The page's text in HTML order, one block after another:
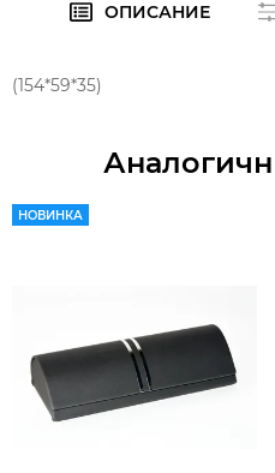
ОПИСАНИЕ
(154*59*35)
НОВИНКА